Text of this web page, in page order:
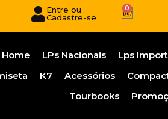
Entre ou
Cadastre-se
0
Home LPs Nacionais Lps
K7 Acessórios
Tourbooks